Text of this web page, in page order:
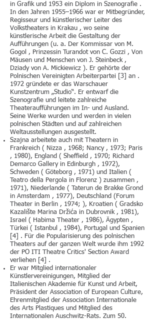
in Grafik und 1953 ein Diplom in Szenografie .
In den Jahren 1955–1966 war er Mitbegründer,
Regisseur und künstlerischer Leiter des
Volkstheaters in Krakau , wo seine
künstlerische Arbeit die Gestaltung der
Aufführungen (u. a. Der Kommissar von M.
Gogol , Prinzessin Turandot von C. Gozzi , Von
Mäusen und Menschen von J. Steinbeck ,
Dziady von A. Mickiewicz ). Er gehörte der
Polnischen Vereinigten Arbeiterpartei [3] an .
1972 gründete er das Warschauer
Kunstzentrum „Studio“. Er entwarf die
Szenografie und leitete zahlreiche
Theateraufführungen im In- und Ausland.
Seine Werke wurden und werden in vielen
polnischen Städten und auf zahlreichen
Weltausstellungen ausgestellt.
Szajna arbeitete auch mit Theatern in
Frankreich ( Nizza , 1968; Nancy , 1973; Paris
, 1980), England ( Sheffield , 1970; Richard
Demarco Gallery in Edinburgh , 1972),
Schweden ( Göteborg , 1971) und Italien (
Teatro della Pergola in Florenz ) zusammen ,
1971), Niederlande ( Taterun de Brakke Grond
in Amsterdam , 1977), Deutschland (Forum
Theater in Berlin , 1974; ), Kroatien ( Gradsko
Kazalište Marina Držića in Dubrovnik , 1981),
Israel ( Habima Theater , 1986), Ägypten ,
Türkei ( Istanbul , 1984), Portugal und Spanien
[4] . Für die Popularisierung des polnischen
Theaters auf der ganzen Welt wurde ihm 1992
der PO ITI Theatre Critics' Section Award
verliehen [4] .
Er war Mitglied internationaler
Künstlervereinigungen, Mitglied der
Italienischen Akademie für Kunst und Arbeit,
Präsident der Association of European Culture,
Ehrenmitglied der Association Internationale
des Arts Plastiques und Mitglied des
Internationalen Auschwitz-Rats. Zum 50.